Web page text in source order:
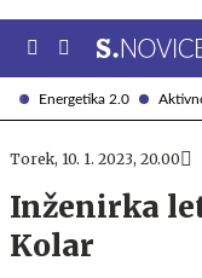
Energetika 2.0
Torek, 10. 1. 2023, 20.00
Inženirka
Kolar